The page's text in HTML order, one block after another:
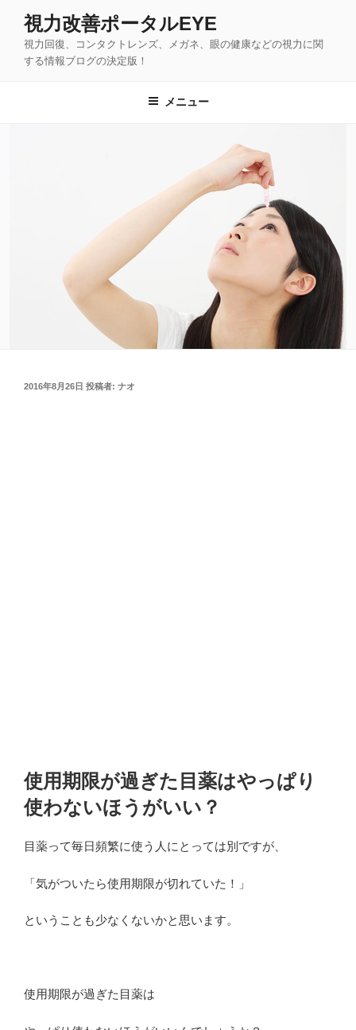
視力改善ポータルEYE
視力回復、コンタクトレンズ、メガネ、眼の健康などの視力に関
する情報ブログの決定版！
メニュー
投
2016年8月26日 投稿者: ナオ
使用期限が過ぎた目薬はやっぱり
使わないほうがいい？
目薬って毎日頻繁に使う人にとっては別ですが、
「気がついたら使用期限が切れていた！」
ということも少なくないかと思います。
使用期限が過ぎた目薬は